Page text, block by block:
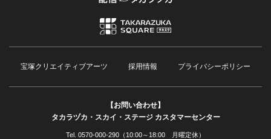
宝塚クリエイティブアーツ 採用情報 プライバシーポリシー
【お問い合わせ】
タカラヅカ・スカイ・ステージ カスタマーセンター
Tel. 0570-000-290（10:00～18:00 月曜定休）